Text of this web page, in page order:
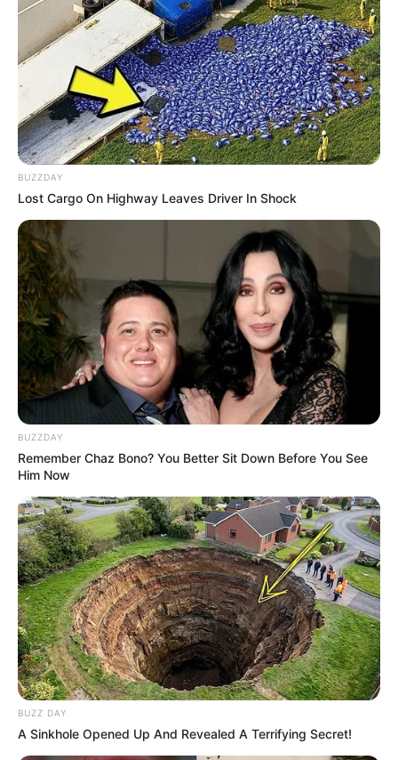
BUZZDAY
Lost Cargo On Highway Leaves Driver In Shock
BUZZDAY
Remember Chaz Bono? You Better Sit Down Before You See
Him Now
BUZZ DAY
A Sinkhole Opened Up And Revealed A Terrifying Secret!